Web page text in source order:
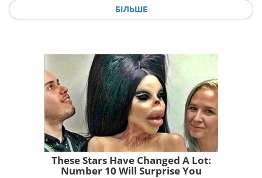
БІЛЬШЕ
These Stars Have Changed A Lot:
Number 10 Will Surprise You